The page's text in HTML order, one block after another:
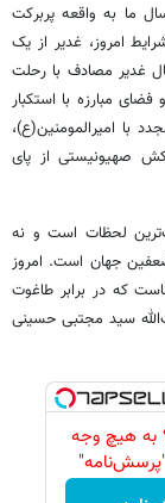
ما به واقعه پربرکت
امروز، غدیر از یک
غدیر مصادف با رحلت
مبارزه با استکبار
با امیرالمومنین(ع)،
صهیونیستی از پای
لحظات است و نه
جهان است. امروز
که در برابر طاغوت
سید مجتبی حسینی
به هیچ وجه